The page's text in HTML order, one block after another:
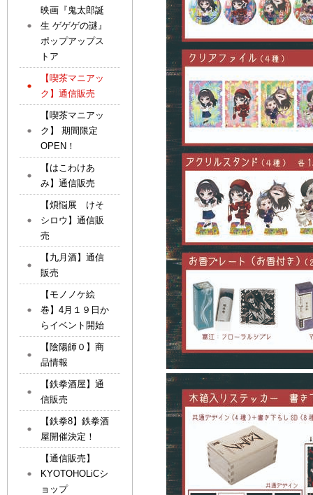
映画『鬼太郎誕
生 ゲゲゲの謎』
ポップアップス
トア
【喫茶マニアッ
ク】通信販売
【喫茶マニアッ
ク】 期間限定
OPEN！
【はこわけあ
み】通信販売
【煩悩展 けそ
シロウ】通信販
売
【九月酒】通信
販売
【モノノケ絵
巻】4月１９日か
らイベント開始
【陰陽師０】商
品情報
【鉄拳酒屋】通
信販売
【鉄拳8】鉄拳酒
屋開催決定！
【通信販売】
KYOTOHOLiCシ
ョップ